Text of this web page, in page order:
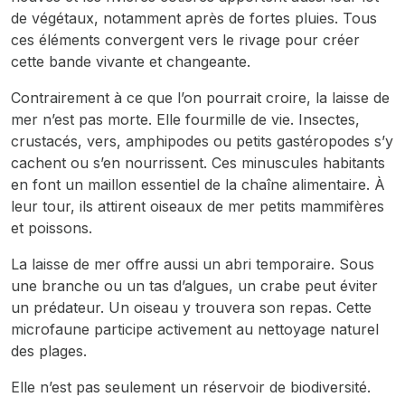
de végétaux, notamment après de fortes pluies. Tous
ces éléments convergent vers le rivage pour créer
cette bande vivante et changeante.
Contrairement à ce que l’on pourrait croire, la laisse de
mer n’est pas morte. Elle fourmille de vie. Insectes,
crustacés, vers, amphipodes ou petits gastéropodes s’y
cachent ou s’en nourrissent. Ces minuscules habitants
en font un maillon essentiel de la chaîne alimentaire. À
leur tour, ils attirent oiseaux de mer petits mammifères
et poissons.
La laisse de mer offre aussi un abri temporaire. Sous
une branche ou un tas d’algues, un crabe peut éviter
un prédateur. Un oiseau y trouvera son repas. Cette
microfaune participe activement au nettoyage naturel
des plages.
Elle n’est pas seulement un réservoir de biodiversité.